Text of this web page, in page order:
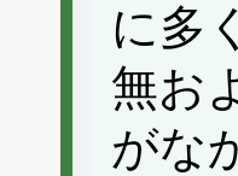
に多
無お
がな